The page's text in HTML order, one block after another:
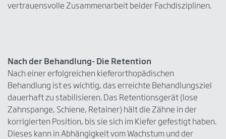
vertrauensvolle Zusammenarbeit beider Fachdisziplinen.
Nach der Behandlung- Die Retention
Nach einer erfolgreichen kieferorthopädischen
Behandlung ist es wichtig, das erreichte Behandlungsziel
dauerhaft zu stabilisieren. Das Retentionsgerät (lose
Zahnspange, Schiene, Retainer) hält die Zähne in der
korrigierten Position, bis sie sich im Kiefer gefestigt haben.
Dieses kann in Abhängigkeit vom Wachstum und der